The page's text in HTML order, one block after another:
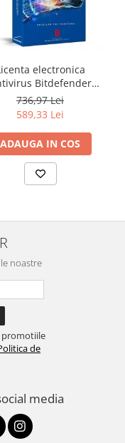
electronica
Bitdefender
Business
5 useri, 1 an -
securitate business
736,97 Lei
589,33 Lei
ADAUGA IN COS
noastre
promotiile
de
media